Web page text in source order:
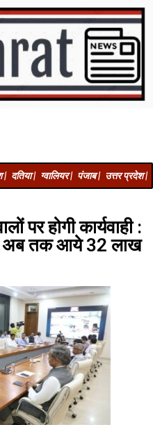
| दतिया | ग्वालियर | पंजाब | उत्तर प्रदेश |
पर होगी कार्यवाही :
अब तक आये 32 लाख